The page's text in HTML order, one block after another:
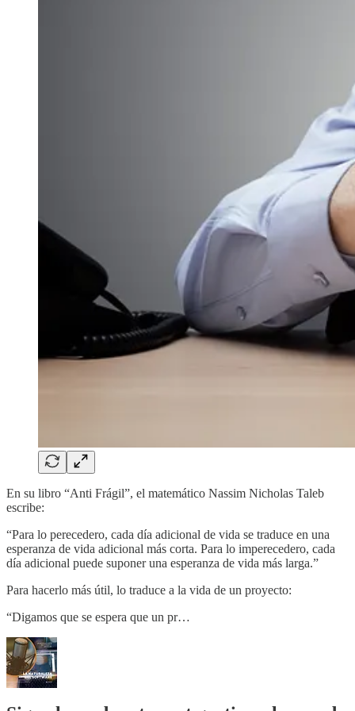
En su libro “Anti Frágil”, el matemático Nassim Nicholas Taleb
escribe:
“Para lo perecedero, cada día adicional de vida se traduce en una
esperanza de vida adicional más corta. Para lo imperecedero, cada
día adicional puede suponer una esperanza de vida más larga.”
Para hacerlo más útil, lo traduce a la vida de un proyecto:
“Digamos que se espera que un pr…